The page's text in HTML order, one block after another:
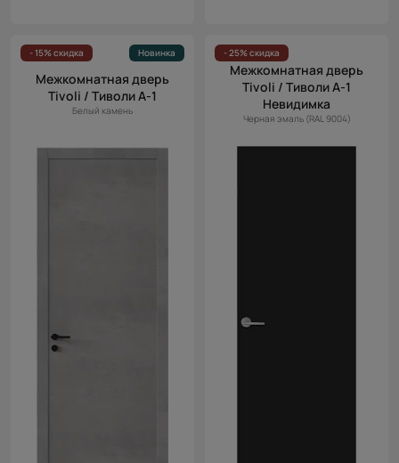
- 15% скидка Новинка
Межкомнатная дверь
Tivoli / Тиволи А-1
Белый камень
- 25% скидка
Межкомнатная дверь
Tivoli / Тиволи А-1
Невидимка
Черная эмаль (RAL 9004)